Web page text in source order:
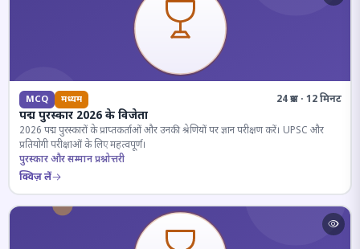
MCQ मध्यम 24 प्रश्न · 12 मिनट
पद्म पुरस्कार 2026 के विजेता
2026 पद्म पुरस्कारों के प्राप्तकर्ताओं और उनकी श्रेणियों पर ज्ञान परीक्षण करें। UPSC और
प्रतियोगी परीक्षाओं के लिए महत्वपूर्ण।
पुरस्कार और सम्मान प्रश्नोत्तरी
क्विज़ लें